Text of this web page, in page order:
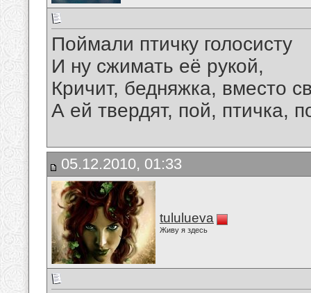
Поймали птичку голосисту
И ну сжимать её рукой,
Кричит, бедняжка, вместо
А ей твердят, пой, птичка,
05.12.2010, 01:33
tululueva
Живу я здесь